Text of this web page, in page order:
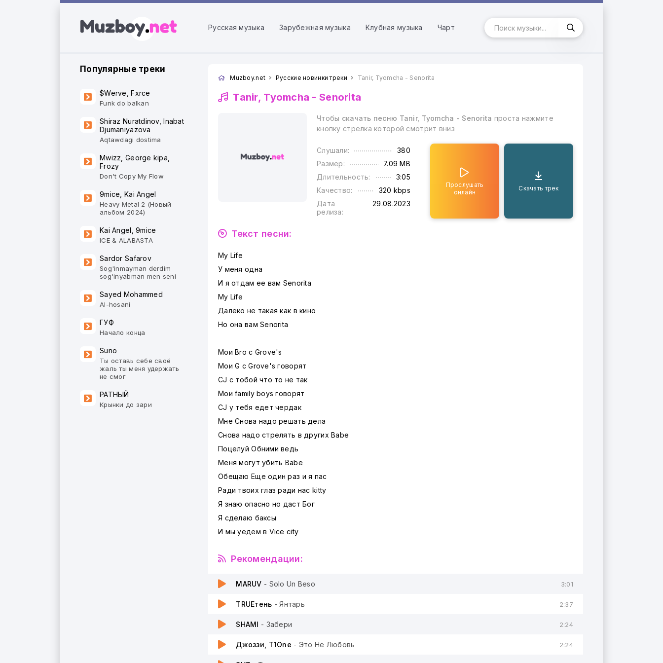
Русская музыка Зарубежная музыка Клубная музыка Чарт
Muzboy.net Русские новинки треки Tanir, Tyomcha - Senorita
Tanir, Tyomcha -Senorita
Чтобы скачать песню Tanir, Tyomcha - Senorita проста нажмите
кнопку стрелка которой смотрит вниз
Слушали:
380
Размер:
7.09 MB
Длительность:
3:05
Качество:
320 kbps
Дата
релиза:
29.08.2023
Прослушать
онлайн
Скачать трек
Текст песни:
My Life
У меня одна
И я отдам ее вам Senorita
My Life
Далеко не такая как в кино
Но она вам Senorita
Мои Bro с Grove's
Мои G с Grove's говорят
CJ с тобой что то не так
Мои family boys говорят
CJ у тебя едет чердак
Мне Снова надо решать дела
Снова надо стрелять в других Babe
Поцелуй Обними ведь
Меня могут убить Babe
Обещаю Еще один раз и я пас
Ради твоих глаз ради нас kitty
Я знаю опасно но даст Бог
Я сделаю баксы
И мы уедем в Vice city
Рекомендации:
MARUV - Solo Un Beso 3:01
TRUEтень - Янтарь 2:37
SHAMI - Забери 2:24
Джоззи, T1One - Это Не Любовь 2:24
Популярные треки
$Werve, Fxrce
Funk do balkan
Shiraz Nuratdinov, Inabat
Djumaniyazova
Aqtawdagi dostima
Mwizz, George kipa,
Frozy
Don't Copy My Flow
9mice, Kai Angel
Heavy Metal 2 (Новый
альбом 2024)
Kai Angel, 9mice
ICE & ALABASTA
Sardor Safarov
Sog'inmayman derdim
sog'inyabman men seni
Sayed Mohammed
Al-hosani
ГУФ
Начало конца
Suno
Ты оставь себе своё
жаль ты меня удержать
не смог
РАТНЫЙ
Крынки до зари